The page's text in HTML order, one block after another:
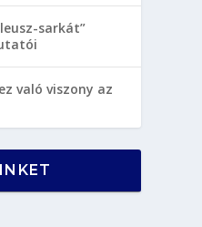
sarkát”
való viszony az